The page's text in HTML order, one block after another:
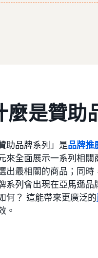
麼是贊助
贊助品牌系列」是品牌推
來全面展示一系列相
出最相關的商品；同
系列會出現在亞馬遜
何？ 這能帶來更廣泛的
。